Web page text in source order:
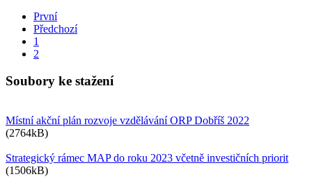
První
Předchozí
1
2
Soubory ke stažení
Místní akční plán rozvoje vzdělávání ORP Dobříš 2022
(2764kB)
Strategický rámec MAP do roku 2023 včetně investičních priorit
(1506kB)